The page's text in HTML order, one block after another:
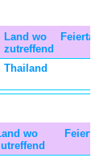
Land wo
zutreffend
Thailand
wo